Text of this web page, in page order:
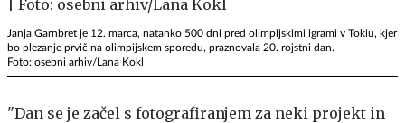
Janja Garnbret je 12. marca, natanko 500 dni pred olimpijskimi igrami v Tokiu, kjer
bo plezanje prvič na olimpijskem sporedu, praznovala 20. rojstni dan.
Foto: osebni arhiv/Lana Kokl
"Dan se je začel s fotografiranjem za neki projekt in